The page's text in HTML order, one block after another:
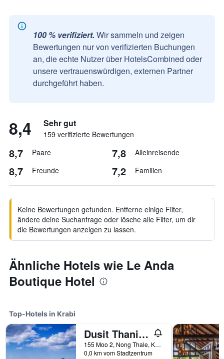
100 % verifiziert. Wir sammeln und zeigen
Bewertungen nur von verifizierten Buchungen
an, die echte Nutzer über HotelsCombined oder
unsere vertrauenswürdigen, externen Partner
durchgeführt haben.
8,4 Sehr gut
159 verifizierte Bewertungen
8,7 Paare 7,8 Alleinreisende
8,7 Freunde 7,2 Familien
Keine Bewertungen gefunden. Entferne einige Filter,
ändere deine Suchanfrage oder lösche alle Filter, um dir
die Bewertungen anzeigen zu lassen.
Ähnliche Hotels wie Le Anda
Boutique Hotel
Top-Hotels in Krabi
Dusit Thani Krabi Beach Resort
155 Moo 2, Nong Thale, Krabi, Thailand
0,0 km vom Stadtzentrum